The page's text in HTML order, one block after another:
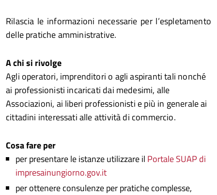
Rilascia le informazioni necessarie per l’espletamento
delle pratiche amministrative.
A chi si rivolge
Agli operatori, imprenditori o agli aspiranti tali nonché
ai professionisti incaricati dai medesimi, alle
Associazioni, ai liberi professionisti e più in generale ai
cittadini interessati alle attività di commercio.
Cosa fare per
per presentare le istanze utilizzare il Portale SUAP di
impresainungiorno.gov.it
per ottenere consulenze per pratiche complesse,